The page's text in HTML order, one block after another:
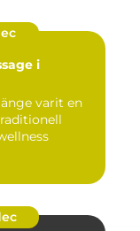
i
varit en